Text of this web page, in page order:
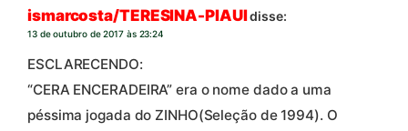
ismarcosta/TERESINA-PIAUIdisse:
13 de outubro de 2017 às 23:24
ESCLARECENDO:
“CERA ENCERADEIRA” era o nome dado a uma
péssima jogada do ZINHO(Seleção de 1994). O